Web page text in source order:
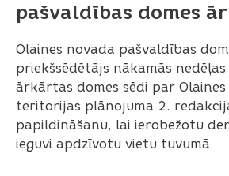
pašvaldības domes
Olaines novada pašvaldības
priekšsēdētājs nākamās
ārkārtas domes sēdi par
teritorijas plānojuma 2.
papildināšanu, lai ierobežotu
ieguvi apdzīvotu vietu tuvumā.